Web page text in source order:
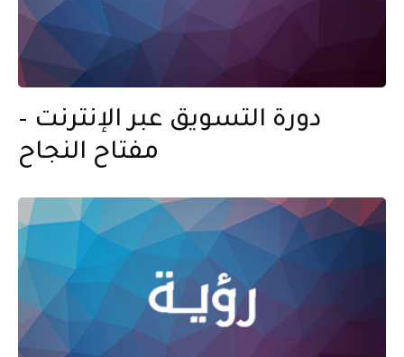
دورة التسويق عبر الإنترنت –
مفتاح النجاح